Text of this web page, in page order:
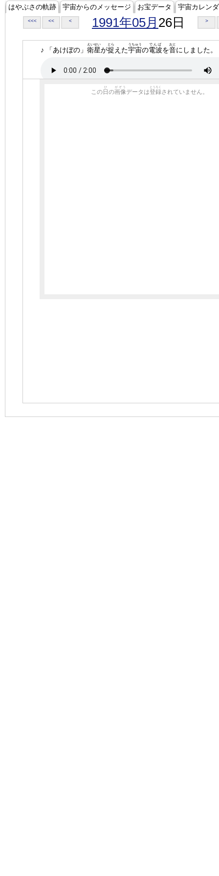
はやぶさの軌跡 宇宙からのメッセージ お宝データ 宇宙カレン
<<< << < 1991年05月 26日 >
♪ 「あけぼの」 衛星
えいせい
が捉
とら
えた宇宙
うちゅう
の電波
でんぱ
を音
おと
にしました。
この 日
ひ
の画像
がぞう
データは登録
とうろく
されていません。